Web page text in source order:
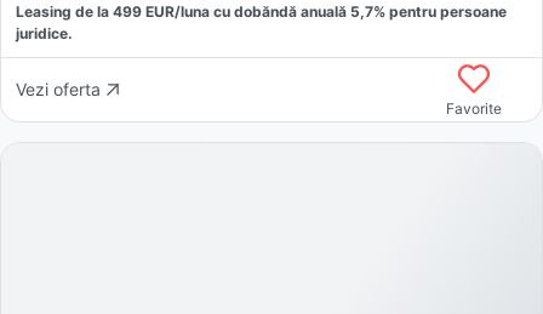
Leasing de la 499 EUR/luna cu dobăndă anuală 5,7% pentru persoane
juridice.
Vezi oferta
Favorite